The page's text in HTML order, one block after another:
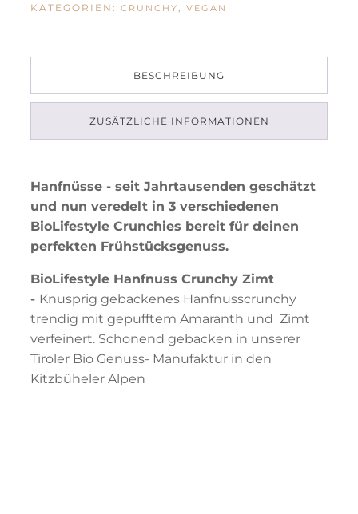
KATEGORIEN:CRUNCHY ,VEGAN
BESCHREIBUNG
ZUSÄTZLICHE INFORMATIONEN
Hanfnüsse - seit Jahrtausenden geschätzt
und nun veredelt in 3 verschiedenen
BioLifestyle Crunchies bereit für deinen
perfekten Frühstücksgenuss.
BioLifestyle Hanfnuss Crunchy Zimt
- Knusprig gebackenes Hanfnusscrunchy
trendig mit gepufftem Amaranth und Zimt
verfeinert. Schonend gebacken in unserer
Tiroler Bio Genuss- Manufaktur in den
Kitzbüheler Alpen